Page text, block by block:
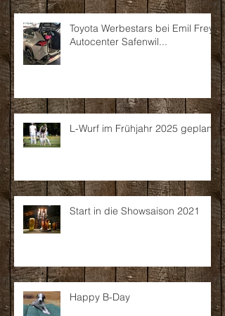
Toyota Werbestars bei Emil Frey
Autocenter Safenwil...
L-Wurf im Frühjahr 2025 geplant
Start in die Showsaison 2021
Happy B-Day